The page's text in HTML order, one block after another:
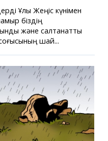
Ұлы Жеңіс күнімен
біздің
және салтанатты
шайқ...